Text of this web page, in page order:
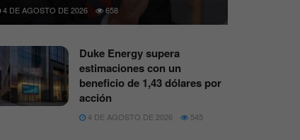
4 DE AGOSTO DE 2026 658
Duke Energy supera
estimaciones con un
beneficio de 1,43 dólares por
acción
4 DE AGOSTO DE 2026 545